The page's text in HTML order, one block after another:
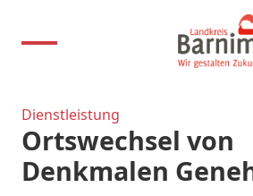
Dienstleistung
Ortswechsel von
Denkmalen